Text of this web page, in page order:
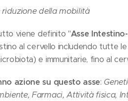
della mobilità
viene definito "Asse
al cervello includendo tutte
e immunitarie, fino al
azione su questo asse:
Farmaci, Attività fisica,